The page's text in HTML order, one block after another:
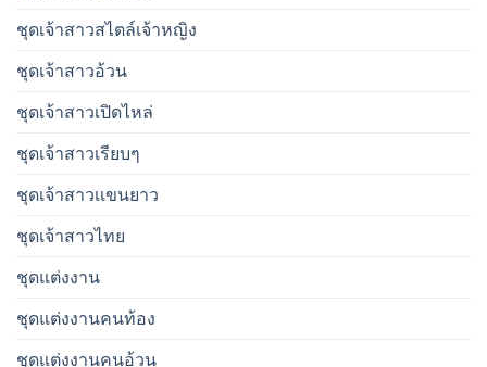
ชุดเจ้าสาวสไตล์เจ้าหญิง
ชุดเจ้าสาวอ้วน
ชุดเจ้าสาวเปิดไหล่
ชุดเจ้าสาวเรียบๆ
ชุดเจ้าสาวเเขนยาว
ชุดเจ้าสาวไทย
ชุดแต่งงาน
ชุดแต่งงานคนท้อง
ชุดแต่งงานคนอ้วน